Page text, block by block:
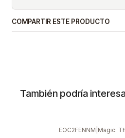
COMPARTIR ESTE PRODUCTO
También podría
EOC2FENNM Magic: